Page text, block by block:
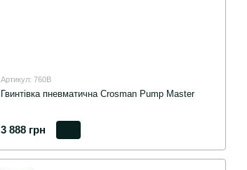
Артикул: 760B
Гвинтівка пневматична Crosman Pump Master
3 888 грн